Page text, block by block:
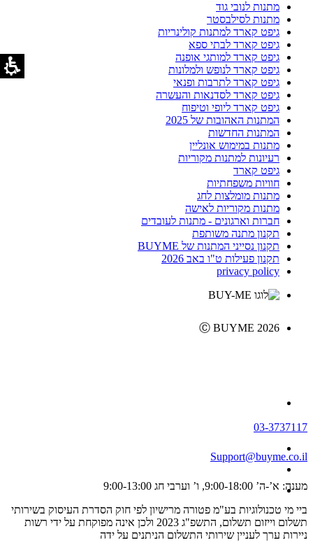
מתנות לנובי גוד
מתנות לסילבסטר
גיפט קארד למתנות קולינריות
גיפט קארד לבתי ספא
גיפט קארד למותגי אופנה
גיפט קארד לנופש ולמלונות
גיפט קארד לתרבות ופנאי
גיפט קארד לסדנאות והעשרה
גיפט קארד ליופי וטיפוח
המתנות האהובות של 2025
המתנות החדשות
מתנות במימוש אונליין
רעיונות למתנות מקוריות
גיפט קארד
חוויות משפחתיות
מתנות מומלצות לחג
מתנות מקוריות לאישה
חברות וארגונים - מתנות לעובדים
תקנון מתנה משותפת
תקנון נסייני המתנות של BUYME
תקנון פעילות ט"ו באב 2026
privacy policy
Ⓒ BUYME 2026
03-3737117
Support@buyme.co.il
מענה: א’-ה’ 9:00-18:00, ו’ וערבי חג 9:00-13:00
ביי מי טכנולוגיות בע"מ פטורה מרישיון לפי חוק הסדרת העיסוק בשירותי
תשלום וייזום תשלום, התשפ"ג 2023 ולכן אינה מפוקחת על ידי רשות
ניירות ערך לעניין שירותי התשלום הניתנים על ידה